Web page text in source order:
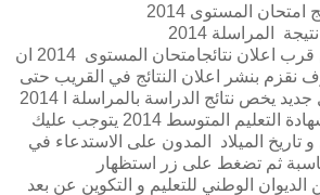
امتحان المستوى 2014
نتيجة المراسلة 2014
نعلم جميع التلاميذ عن قرب اعلان نتائجامتحان المستوى 2014 ان
نقزم بنشر اعلان النتائج في القريب حتى
يخص نتائج الدراسة بالمراسلة ا 2014
للاطلاع على نتائج شهادة التعليم المتوسط 2014 يتوجب عليك
تاريخ الميلاد المدون على الاستدعاء في
ثم تضغط على زر استظهار
الوطني للتعليم و التكوين عن بعد